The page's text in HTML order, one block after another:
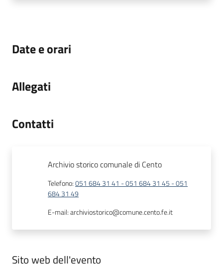
Date e orari
Allegati
Contatti
Archivio storico comunale di Cento
Telefono:051 684 31 41 - 051 684 31 45 - 051
684 31 49
E-mail:archiviostorico@comune.cento.fe.it
Sito web dell'evento